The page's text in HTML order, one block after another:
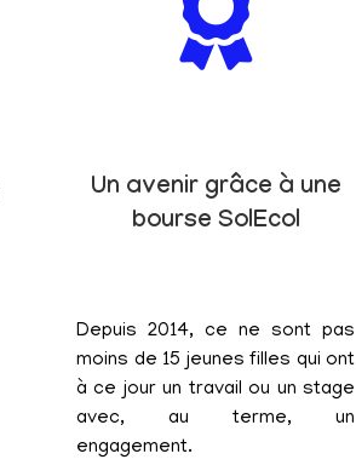
Un avenir grâce à une
bourse SolEcol
Depuis 2014, ce ne sont pas
moins de 15 jeunes filles qui ont
à ce jour un travail ou un stage
avec, au terme, un
engagement.